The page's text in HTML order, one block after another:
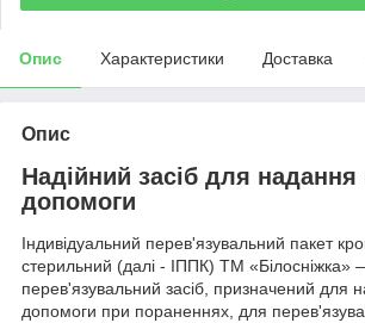
Опис Характеристики Доставка
Опис
Надійний засіб для
допомоги
Індивідуальний перев'язувальний пакет
стерильний (далі - ІППК) ТМ «Білосніжка»
перев'язувальний засіб, призначений для
допомоги при пораненнях, для